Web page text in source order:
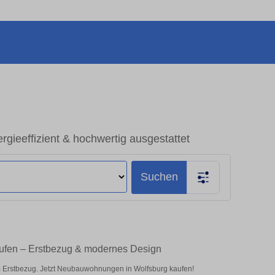
& hochwertig ausgestattet
Suchen
– Erstbezug & modernes Design
Jetzt Neubauwohnungen in Wolfsburg kaufen!